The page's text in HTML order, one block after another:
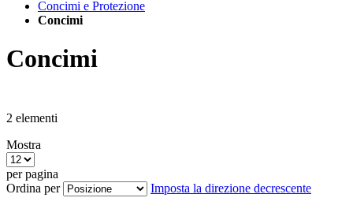
Concimi e Protezione
Concimi
Concimi
2 elementi
Mostra
per pagina
Ordina per
Imposta la direzione decrescente